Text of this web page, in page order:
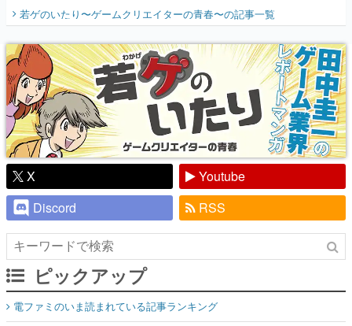
『少年ジャンプ』色だった【若ゲのいた
り】
若ゲのいたり〜ゲームクリエイターの青春〜の記事一覧
X
Youtube
Discord
RSS
ピックアップ
電ファミのいま読まれている記事ランキング